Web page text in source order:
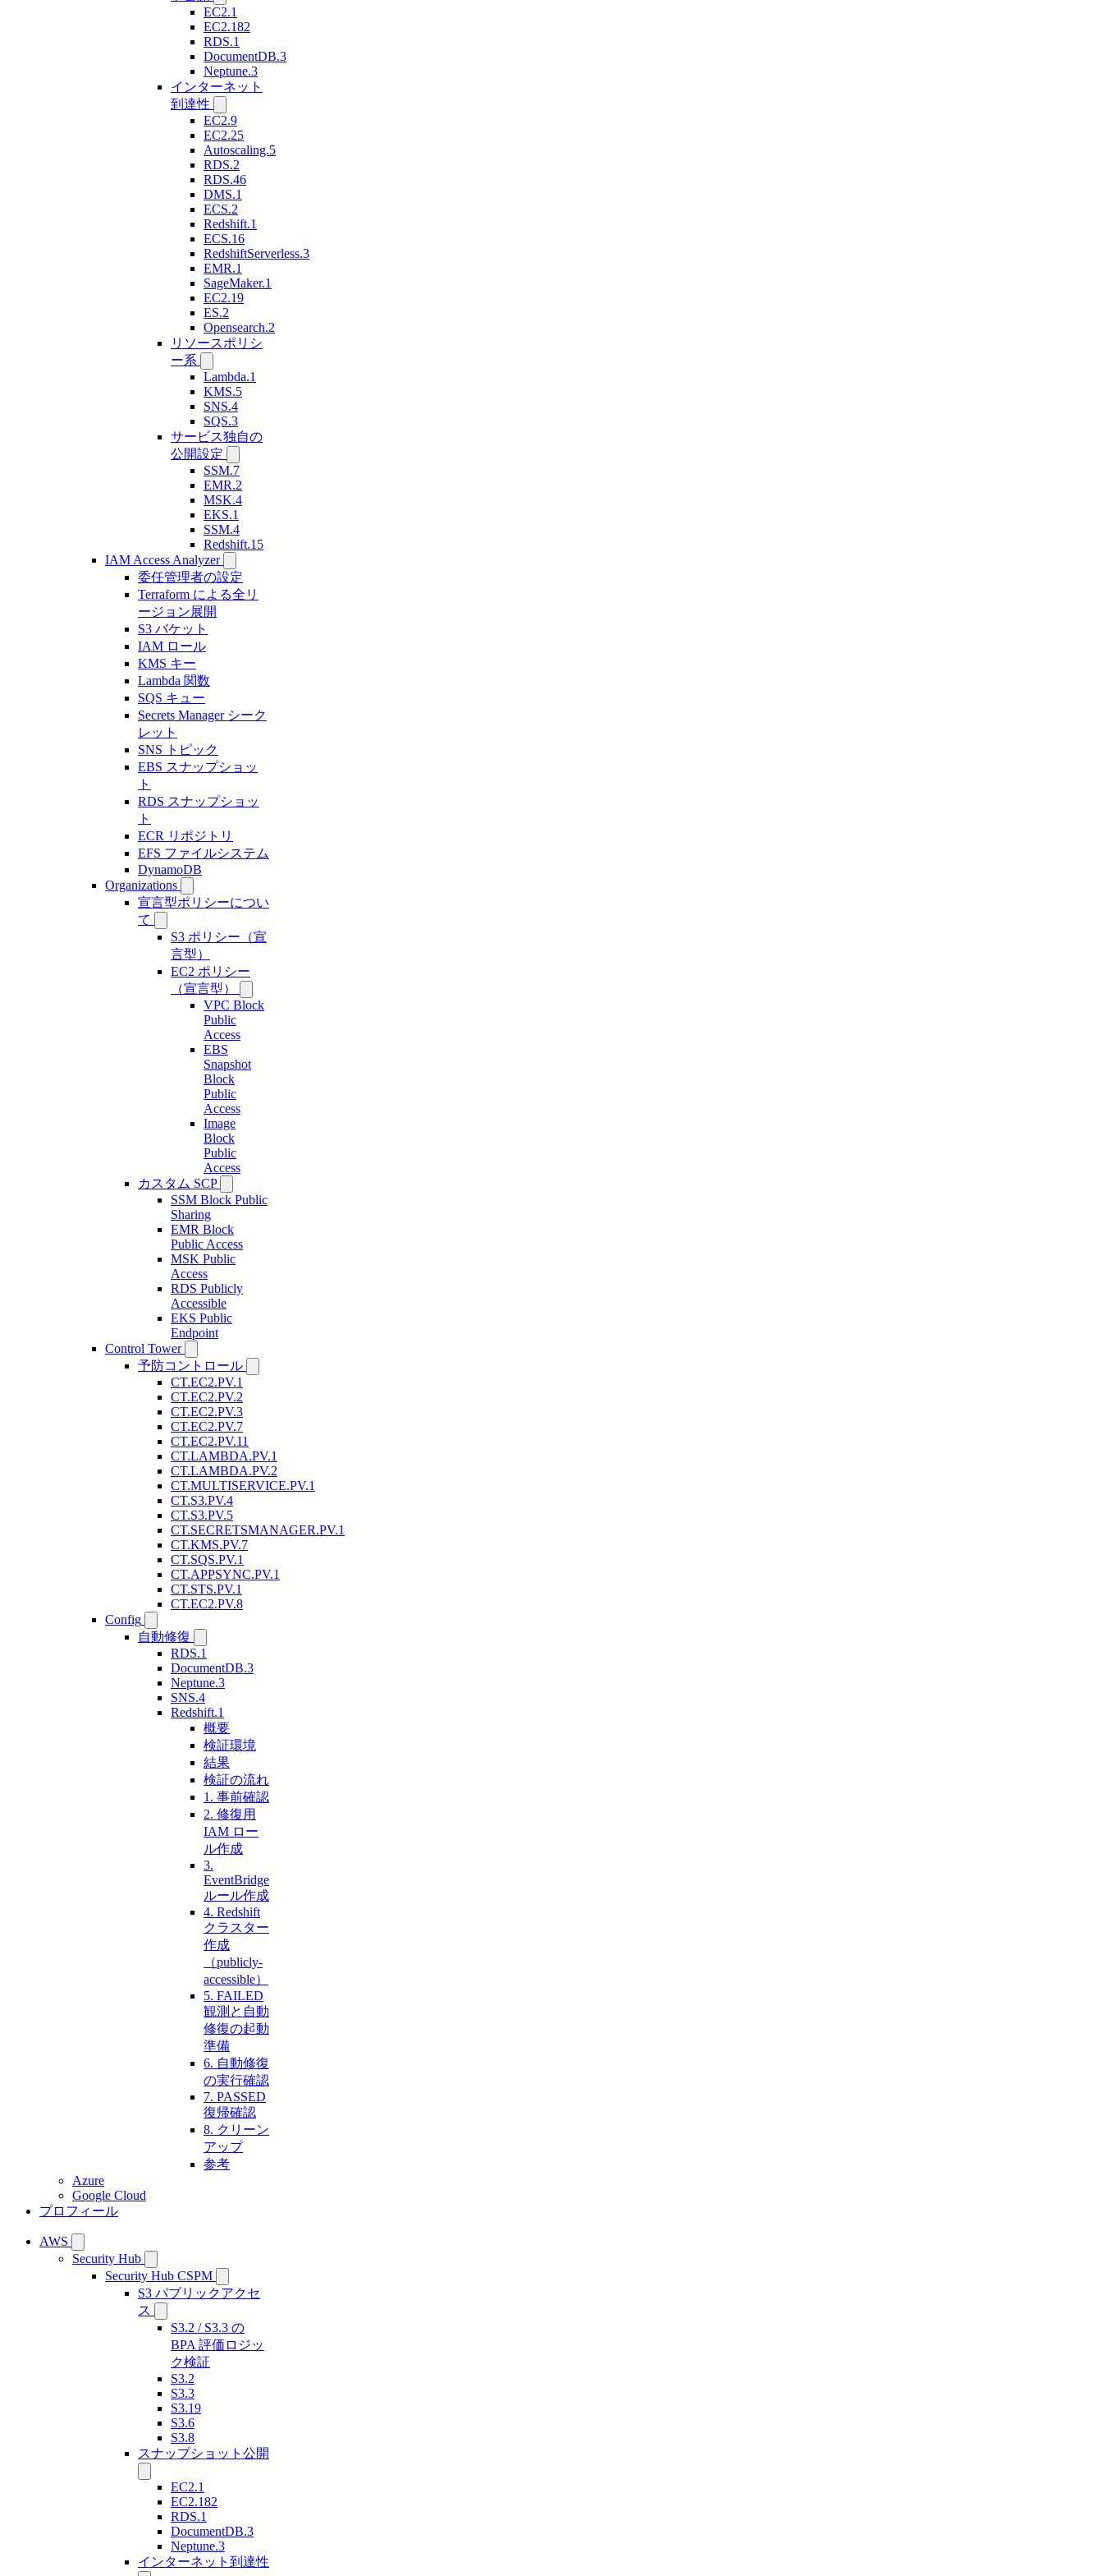
EC2.1
EC2.182
RDS.1
DocumentDB.3
Neptune.3
インターネット
到達性
EC2.9
EC2.25
Autoscaling.5
RDS.2
RDS.46
DMS.1
ECS.2
Redshift.1
ECS.16
RedshiftServerless.3
EMR.1
SageMaker.1
EC2.19
ES.2
Opensearch.2
リソースポリシ
ー系
Lambda.1
KMS.5
SNS.4
SQS.3
サービス独自の
公開設定
SSM.7
EMR.2
MSK.4
EKS.1
SSM.4
Redshift.15
IAM Access Analyzer
委任管理者の設定
Terraform による全リ
ージョン展開
S3 バケット
IAM ロール
KMS キー
Lambda 関数
SQS キュー
Secrets Manager シーク
レット
SNS トピック
EBS スナップショッ
ト
RDS スナップショッ
ト
ECR リポジトリ
EFS ファイルシステム
DynamoDB
Organizations
宣言型ポリシーについ
て
S3 ポリシー（宣
言型）
EC2 ポリシー
（宣言型）
VPC Block
Public
Access
EBS
Snapshot
Block
Public
Access
Image
Block
Public
Access
カスタム SCP
SSM Block Public
Sharing
EMR Block
Public Access
MSK Public
Access
RDS Publicly
Accessible
EKS Public
Endpoint
Control Tower
予防コントロール
CT.EC2.PV.1
CT.EC2.PV.2
CT.EC2.PV.3
CT.EC2.PV.7
CT.EC2.PV.11
CT.LAMBDA.PV.1
CT.LAMBDA.PV.2
CT.MULTISERVICE.PV.1
CT.S3.PV.4
CT.S3.PV.5
CT.SECRETSMANAGER.PV.1
CT.KMS.PV.7
CT.SQS.PV.1
CT.APPSYNC.PV.1
CT.STS.PV.1
CT.EC2.PV.8
Config
自動修復
RDS.1
DocumentDB.3
Neptune.3
SNS.4
Redshift.1
概要
検証環境
結果
検証の流れ
1. 事前確認
2. 修復用
IAM ロー
ル作成
3.
EventBridge
ルール作成
4. Redshift
クラスター
作成
（publicly-
accessible）
5. FAILED
観測と自動
修復の起動
準備
6. 自動修復
の実行確認
7. PASSED
復帰確認
8. クリーン
アップ
参考
Azure
Google Cloud
プロフィール
AWS
Security Hub
Security Hub CSPM
S3 パブリックアクセ
ス
S3.2 / S3.3 の
BPA 評価ロジッ
ク検証
S3.2
S3.3
S3.19
S3.6
S3.8
スナップショット公開
EC2.1
EC2.182
RDS.1
DocumentDB.3
Neptune.3
インターネット到達性